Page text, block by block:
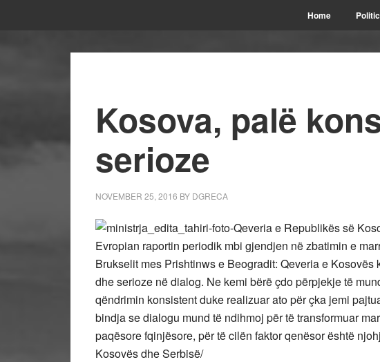
Home
Kosova, palë
serioze
NOVEMBER 25, 2016 BY DGRECA
-Qeveria e Republikës së
Evropian raportin periodik mbi gjendjen në zbatimin e
Brukselit mes Prishtinws e Beogradit: Qeveria e
dhe serioze në dialog. Ne kemi bërë çdo përpjekje të
qëndrimin konsistent duke realizuar ato për çka jemi
bindja se dialogu mund të ndihmoj për të transformuar
paqësore fqinjësore, për të cilën faktor qenësor është
Kosovës dhe Serbisë/